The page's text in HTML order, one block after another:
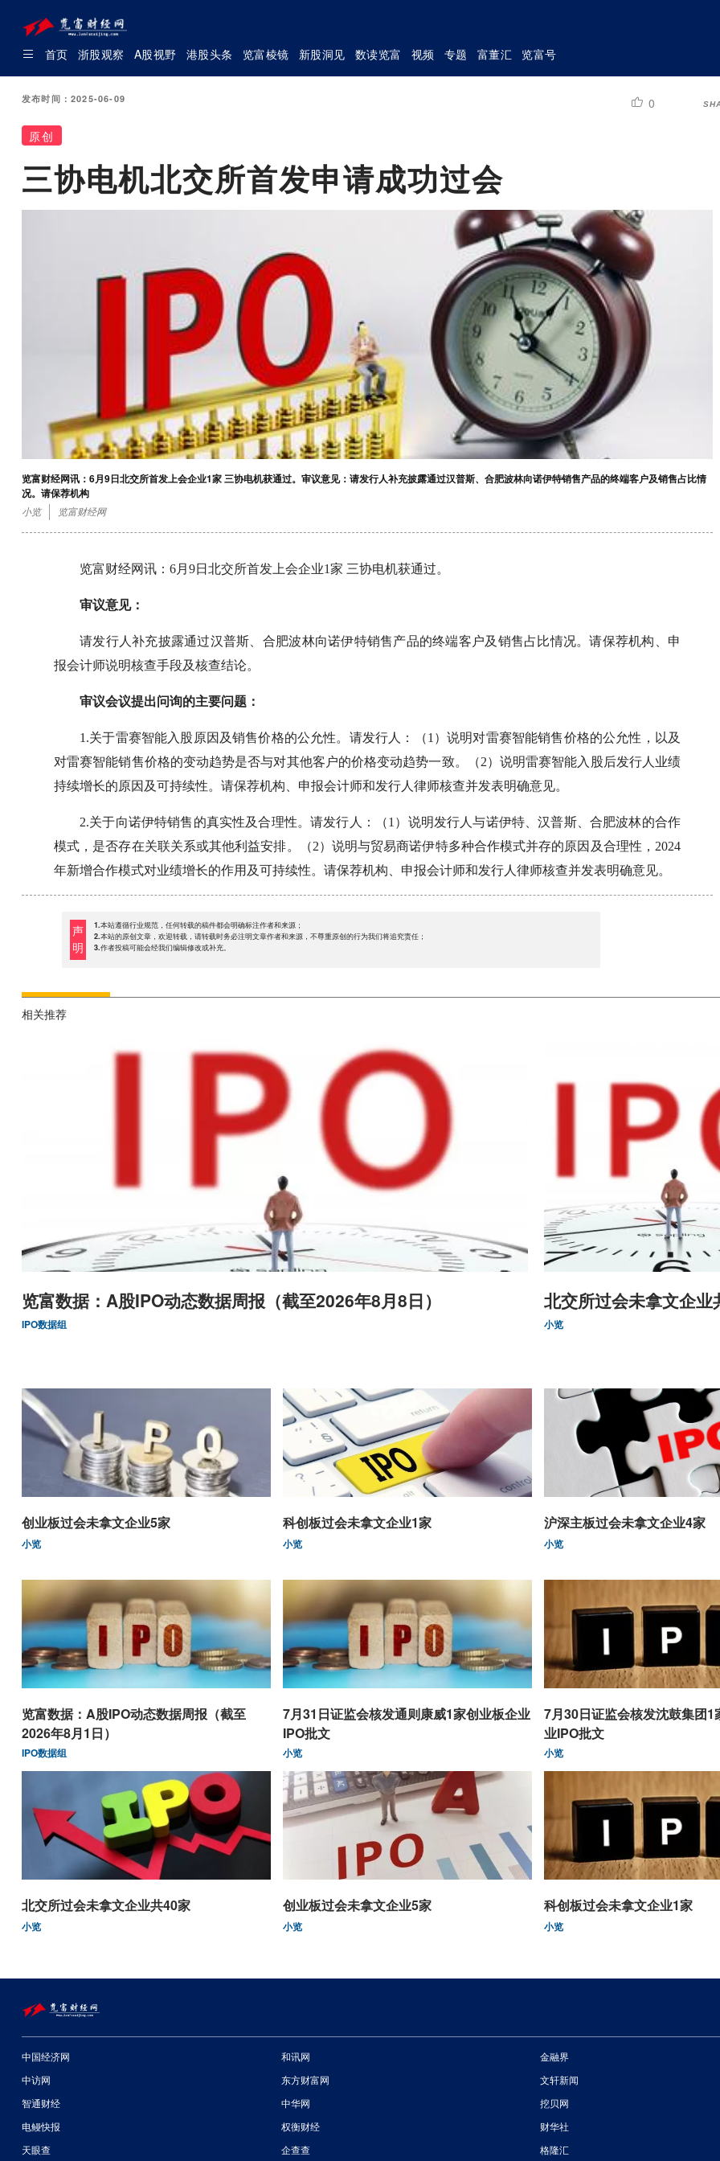
首页 浙股观察 A股视野 港股头条 览富棱镜 新股洞见 数读览富 视频 专题 富董汇 览富号
发布时间：2025-06-09 0
原创
三协电机北交所首发申请成功过会
览富财经网讯：6月9日北交所首发上会企业1家 三协电机获通过。审议意见：请发行人补充披露通过汉普斯、合肥波林向诺伊特销售产品的终端客户及销售占比情
况。请保荐机构
小览 览富财经网
览富财经网讯：6月9日北交所首发上会企业1家 三协电机获通过。
审议意见：
请发行人补充披露通过汉普斯、合肥波林向诺伊特销售产品的终端客户及销售占比情况。请保荐机构、申
报会计师说明核查手段及核查结论。
审议会议提出问询的主要问题：
1.关于雷赛智能入股原因及销售价格的公允性。请发行人：（1）说明对雷赛智能销售价格的公允性，以及
对雷赛智能销售价格的变动趋势是否与对其他客户的价格变动趋势一致。（2）说明雷赛智能入股后发行人业绩
持续增长的原因及可持续性。请保荐机构、申报会计师和发行人律师核查并发表明确意见。
2.关于向诺伊特销售的真实性及合理性。请发行人：（1）说明发行人与诺伊特、汉普斯、合肥波林的合作
模式，是否存在关联关系或其他利益安排。（2）说明与贸易商诺伊特多种合作模式并存的原因及合理性，2024
年新增合作模式对业绩增长的作用及可持续性。请保荐机构、申报会计师和发行人律师核查并发表明确意见。
声
明
1.本站遵循行业规范，任何转载的稿件都会明确标注作者和来源；
2.本站的原创文章，欢迎转载，请转载时务必注明文章作者和来源，不尊重原创的行为我们将追究责任；
3.作者投稿可能会经我们编辑修改或补充。
相关推荐
览富数据：A股IPO动态数据周报（截至2026年8月8日）
IPO数据组
北交所过会未拿文企业
小览
创业板过会未拿文企业5家
小览
科创板过会未拿文企业1家
小览
沪深主板过会未拿文企业4家
小览
览富数据：A股IPO动态数据周报（截至
2026年8月1日）
IPO数据组
7月31日证监会核发通则康威1家创业板企业
IPO批文
小览
7月30日证监会核发沈鼓集团1
业IPO批文
小览
北交所过会未拿文企业共40家
小览
创业板过会未拿文企业5家
小览
科创板过会未拿文企业1家
小览
中国经济网 和讯网
金融界
中访网
东方财富网
文轩新闻
智通财经
中华网
挖贝网
电鳗快报
权衡财经
财华社
天眼查
企查查 格隆汇